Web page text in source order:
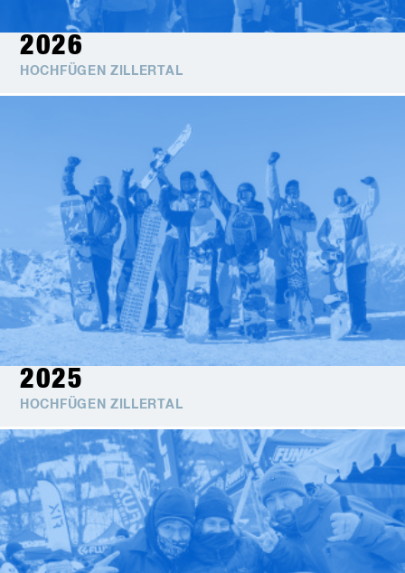
2026
HOCHFÜGEN ZILLERTAL
2025
HOCHFÜGEN ZILLERTAL